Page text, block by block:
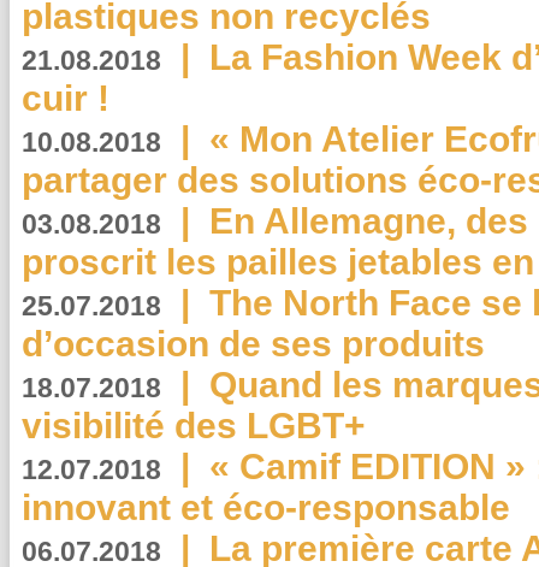
plastiques non recyclés
21.08.2018 | La Fashion Week
cuir !
10.08.2018 | « Mon Atelier
partager des solutions éco-
03.08.2018 | En Allemagne,
proscrit les pailles jetables
25.07.2018 | The North Face se
d’occasion de ses produits
18.07.2018 | Quand les
visibilité des LGBT+
12.07.2018 | « Camif EDITION
innovant et éco-responsable
06.07.2018 | La première carte